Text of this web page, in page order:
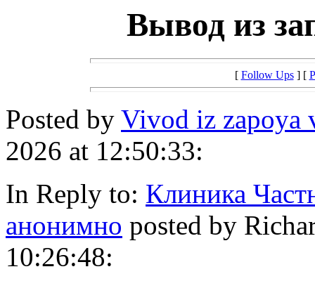
Вывод из
[ Follow Ups] [
Posted by Vivod iz zapoya
2026 at 12:50:33:
In Reply to: Клиника
анонимно posted by
10:26:48: